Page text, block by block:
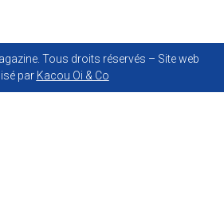
Tous droits réservés – Site web
par Kacou Oi & Co